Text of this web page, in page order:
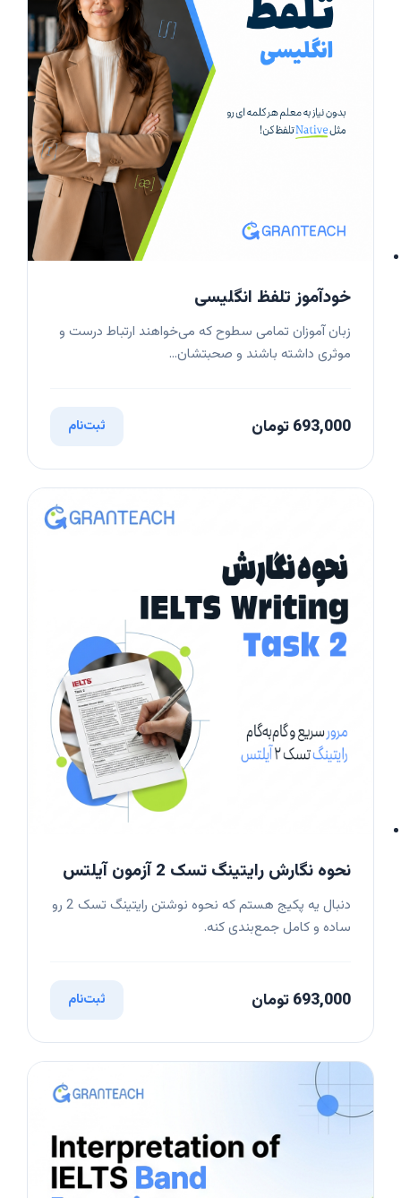
خودآموز تلفظ انگلیسی
زبان آموزان تمامی سطوح که می‌خواهند ارتباط درست و
موثری داشته باشند و صحبتشان...
693,000 تومان ثبت‌نام
نحوه نگارش رایتینگ تسک 2 آزمون آیلتس
دنبال یه پکیج هستم که نحوه نوشتن رایتینگ تسک 2 رو
ساده و کامل جمع‌بندی کنه.
693,000 تومان ثبت‌نام